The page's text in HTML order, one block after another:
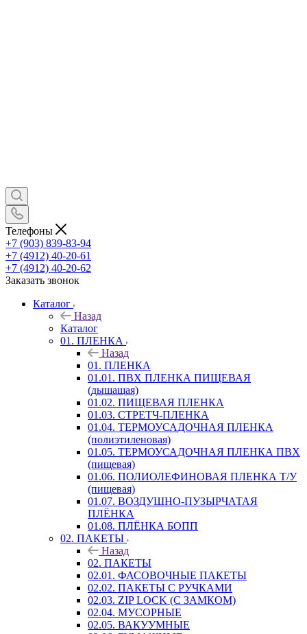
Телефоны
+7 (903) 839-83-94
+7 (4912) 40-20-61
+7 (4912) 40-20-62
Заказать звонок
Каталог
Назад
Каталог
01. ПЛЕНКА
Назад
01. ПЛЕНКА
01.01. ПВХ ПЛЕНКА ПИЩЕВАЯ
(дышащая)
01.02. ПИЩЕВАЯ ПЛЕНКА
01.03. СТРЕТЧ-ПЛЕНКА
01.04. ТЕРМОУСАДОЧНАЯ ПЛЕНКА
(полиэтиленовая)
01.05. ТЕРМОУСАДОЧНАЯ ПЛЕНКА ПВХ
(пищевая)
01.06. ПОЛИОЛЕФИНОВАЯ ПЛЕНКА Т/У
(пищевая)
01.07. ВОЗДУШНО-ПУЗЫРЧАТАЯ
ПЛЁНКА
01.08. ПЛЁНКА БОПП
02. ПАКЕТЫ
Назад
02. ПАКЕТЫ
02.01. ФАСОВОЧНЫЕ ПАКЕТЫ
02.02. ПАКЕТЫ С РУЧКАМИ
02.03. ZIP LOСK (С ЗАМКОМ)
02.04. МУСОРНЫЕ
02.05. ВАКУУМНЫЕ